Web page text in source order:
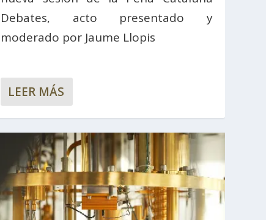
Debates, acto presentado y
moderado por Jaume Llopis
LEER MÁS